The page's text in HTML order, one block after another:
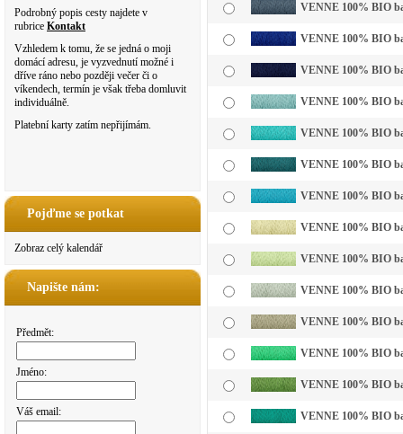
Podrobný popis cesty najdete v
rubrice Kontakt
Vzhledem k tomu, že se jedná o moji
domácí adresu, je vyzvednutí možné i
dříve ráno nebo později večer či o
víkendech, termín je však třeba domluvit
individuálně.
Platební karty zatím nepřijímám.
Pojďme se potkat
Zobraz celý kalendář
Napište nám:
Předmět:
Jméno:
Váš email:
VENNE 100% BIO
VENNE 100% BIO
VENNE 100% BIO
VENNE 100% BIO
VENNE 100% BIO
VENNE 100% BIO
VENNE 100% BIO
VENNE 100% BIO
VENNE 100% BIO
VENNE 100% BIO
VENNE 100% BIO
VENNE 100% BIO
VENNE 100% BIO
VENNE 100% BIO